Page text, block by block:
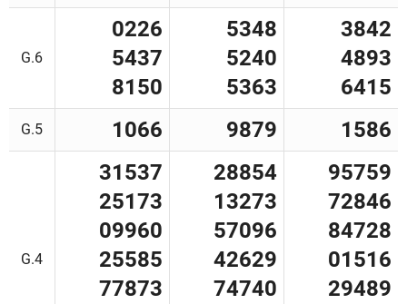
G.6
0226
5437
8150
5348
5240
5363
3842
4893
6415
G.5 1066 9879 1586
G.4
31537
25173
09960
25585
77873
28854
13273
57096
42629
74740
95759
72846
84728
01516
29489